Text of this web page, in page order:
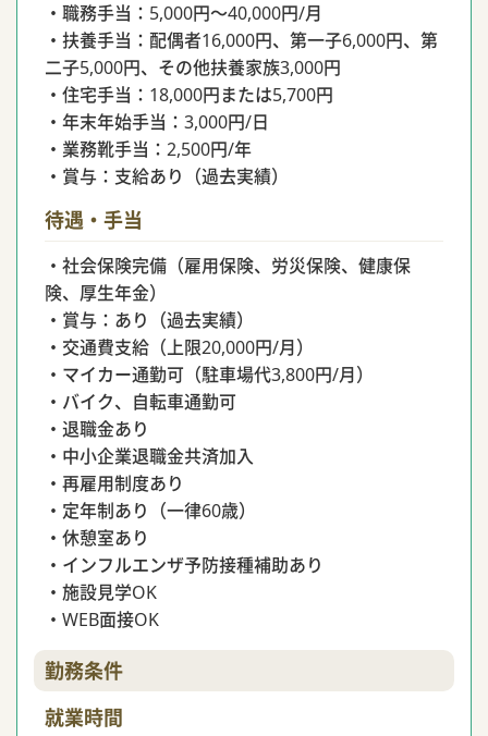
・職務手当：5,000円〜40,000円/月
・扶養手当：配偶者16,000円、第一子6,000円、第
二子5,000円、その他扶養家族3,000円
・住宅手当：18,000円または5,700円
・年末年始手当：3,000円/日
・業務靴手当：2,500円/年
・賞与：支給あり（過去実績）
待遇・手当
・社会保険完備（雇用保険、労災保険、健康保
険、厚生年金）
・賞与：あり（過去実績）
・交通費支給（上限20,000円/月）
・マイカー通勤可（駐車場代3,800円/月）
・バイク、自転車通勤可
・退職金あり
・中小企業退職金共済加入
・再雇用制度あり
・定年制あり（一律60歳）
・休憩室あり
・インフルエンザ予防接種補助あり
・施設見学OK
・WEB面接OK
勤務条件
就業時間